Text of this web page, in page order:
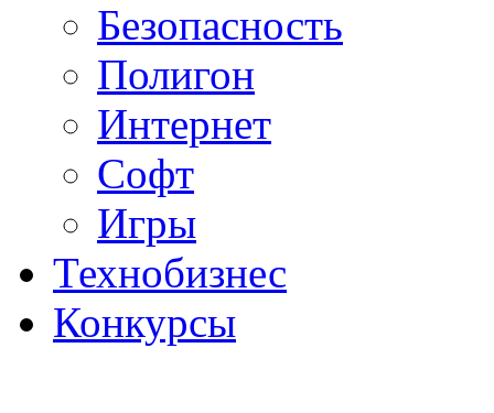
Безопасность
Полигон
Интернет
Софт
Игры
Технобизнес
Конкурсы